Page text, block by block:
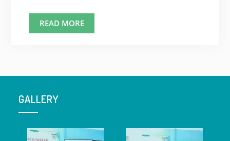
READ MOREMATERI
MPLS
SELASA
GALLERY